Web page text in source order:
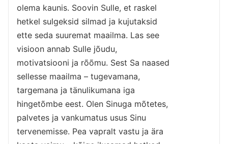
olema kaunis. Soovin Sulle, et raskel
hetkel sulgeksid silmad ja kujutaksid
ette seda suuremat maailma. Las see
visioon annab Sulle jõudu,
motivatsiooni ja rõõmu. Sest Sa naased
sellesse maailma – tugevamana,
targemana ja tänulikumana iga
hingetõmbe eest. Olen Sinuga mõtetes,
palvetes ja vankumatus usus Sinu
tervenemisse. Pea vapralt vastu ja ära